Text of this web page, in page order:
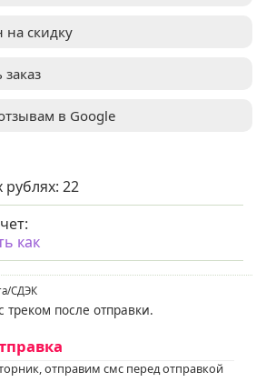
Изысканный баланс
1,5-2м
Устойчивость к
болезням и
профилактических
мер
услуги по уходу за
вашим садом. Запись
пожалуйста,
на скидку
в Google
22
как
СДЭК
после отправки.
отправим смс перед отправкой